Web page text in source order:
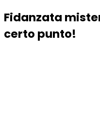
Fidanzata
certo punto!